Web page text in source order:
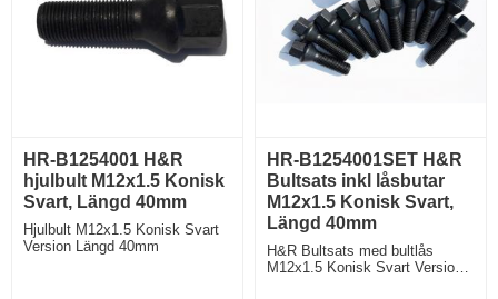
HR-B1254001 H&R
hjulbult M12x1.5 Konisk
Svart, Längd 40mm
Hjulbult M12x1.5 Konisk Svart
Version Längd 40mm
HR-B1254001SET H&R
Bultsats inkl låsbutar
M12x1.5 Konisk Svart,
Längd 40mm
H&R Bultsats med bultlås
M12x1.5 Konisk Svart Version